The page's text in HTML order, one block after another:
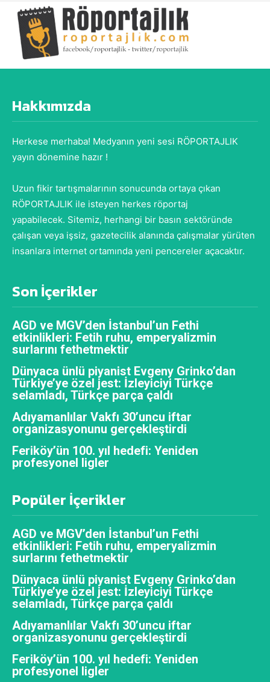
Hakkımızda
Herkese merhaba! Medyanın yeni sesi RÖPORTAJLIK
yayın dönemine hazır !
Uzun fikir tartışmalarının sonucunda ortaya çıkan
RÖPORTAJLIK ile isteyen herkes röportaj
yapabilecek. Sitemiz, herhangi bir basın sektöründe
çalışan veya işsiz, gazetecilik alanında çalışmalar yürüten
insanlara internet ortamında yeni pencereler açacaktır.
Son İçerikler
AGD ve MGV’den İstanbul’un Fethi
etkinlikleri: Fetih ruhu, emperyalizmin
surlarını fethetmektir
Dünyaca ünlü piyanist Evgeny Grinko’dan
Türkiye’ye özel jest: İzleyiciyi Türkçe
selamladı, Türkçe parça çaldı
Adıyamanlılar Vakfı 30’uncu iftar
organizasyonunu gerçekleştirdi
Feriköy’ün 100. yıl hedefi: Yeniden
profesyonel ligler
Popüler İçerikler
AGD ve MGV’den İstanbul’un Fethi
etkinlikleri: Fetih ruhu, emperyalizmin
surlarını fethetmektir
Dünyaca ünlü piyanist Evgeny Grinko’dan
Türkiye’ye özel jest: İzleyiciyi Türkçe
selamladı, Türkçe parça çaldı
Adıyamanlılar Vakfı 30’uncu iftar
organizasyonunu gerçekleştirdi
Feriköy’ün 100. yıl hedefi: Yeniden
profesyonel ligler